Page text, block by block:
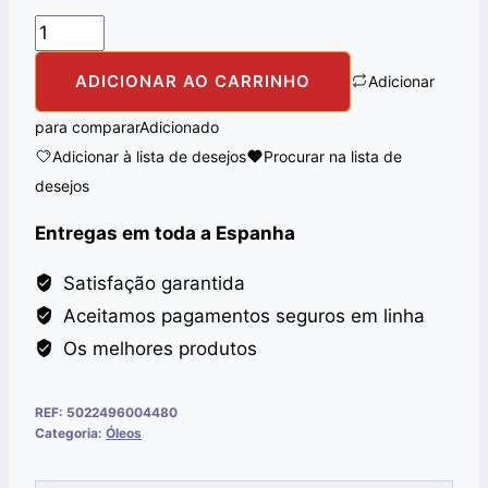
Quantidade
de
VATIKA
OIL
CASTOR
200ML
ADICIONAR AO CARRINHO Adicionar
para compararAdicionado
Adicionar à lista de desejos
Procurar na lista de
desejos
Entregas em toda a Espanha
Satisfação garantida
Aceitamos pagamentos seguros em linha
Os melhores produtos
REF: 5022496004480
Categoria: Óleos